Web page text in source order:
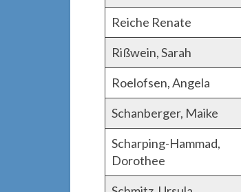
Reiche Renate
Rißwein, Sarah
Roelofsen, Angela
Schanberger, Maike
Scharping-Hammad,
Dorothee